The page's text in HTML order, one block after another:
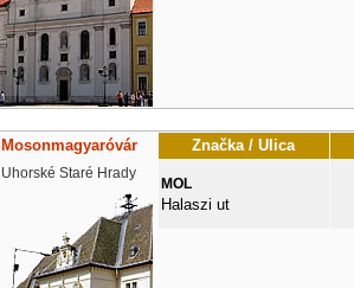
Mosonmagyaróvár Značka / Ulica
Uhorské Staré Hrady
MOL
Halaszi ut